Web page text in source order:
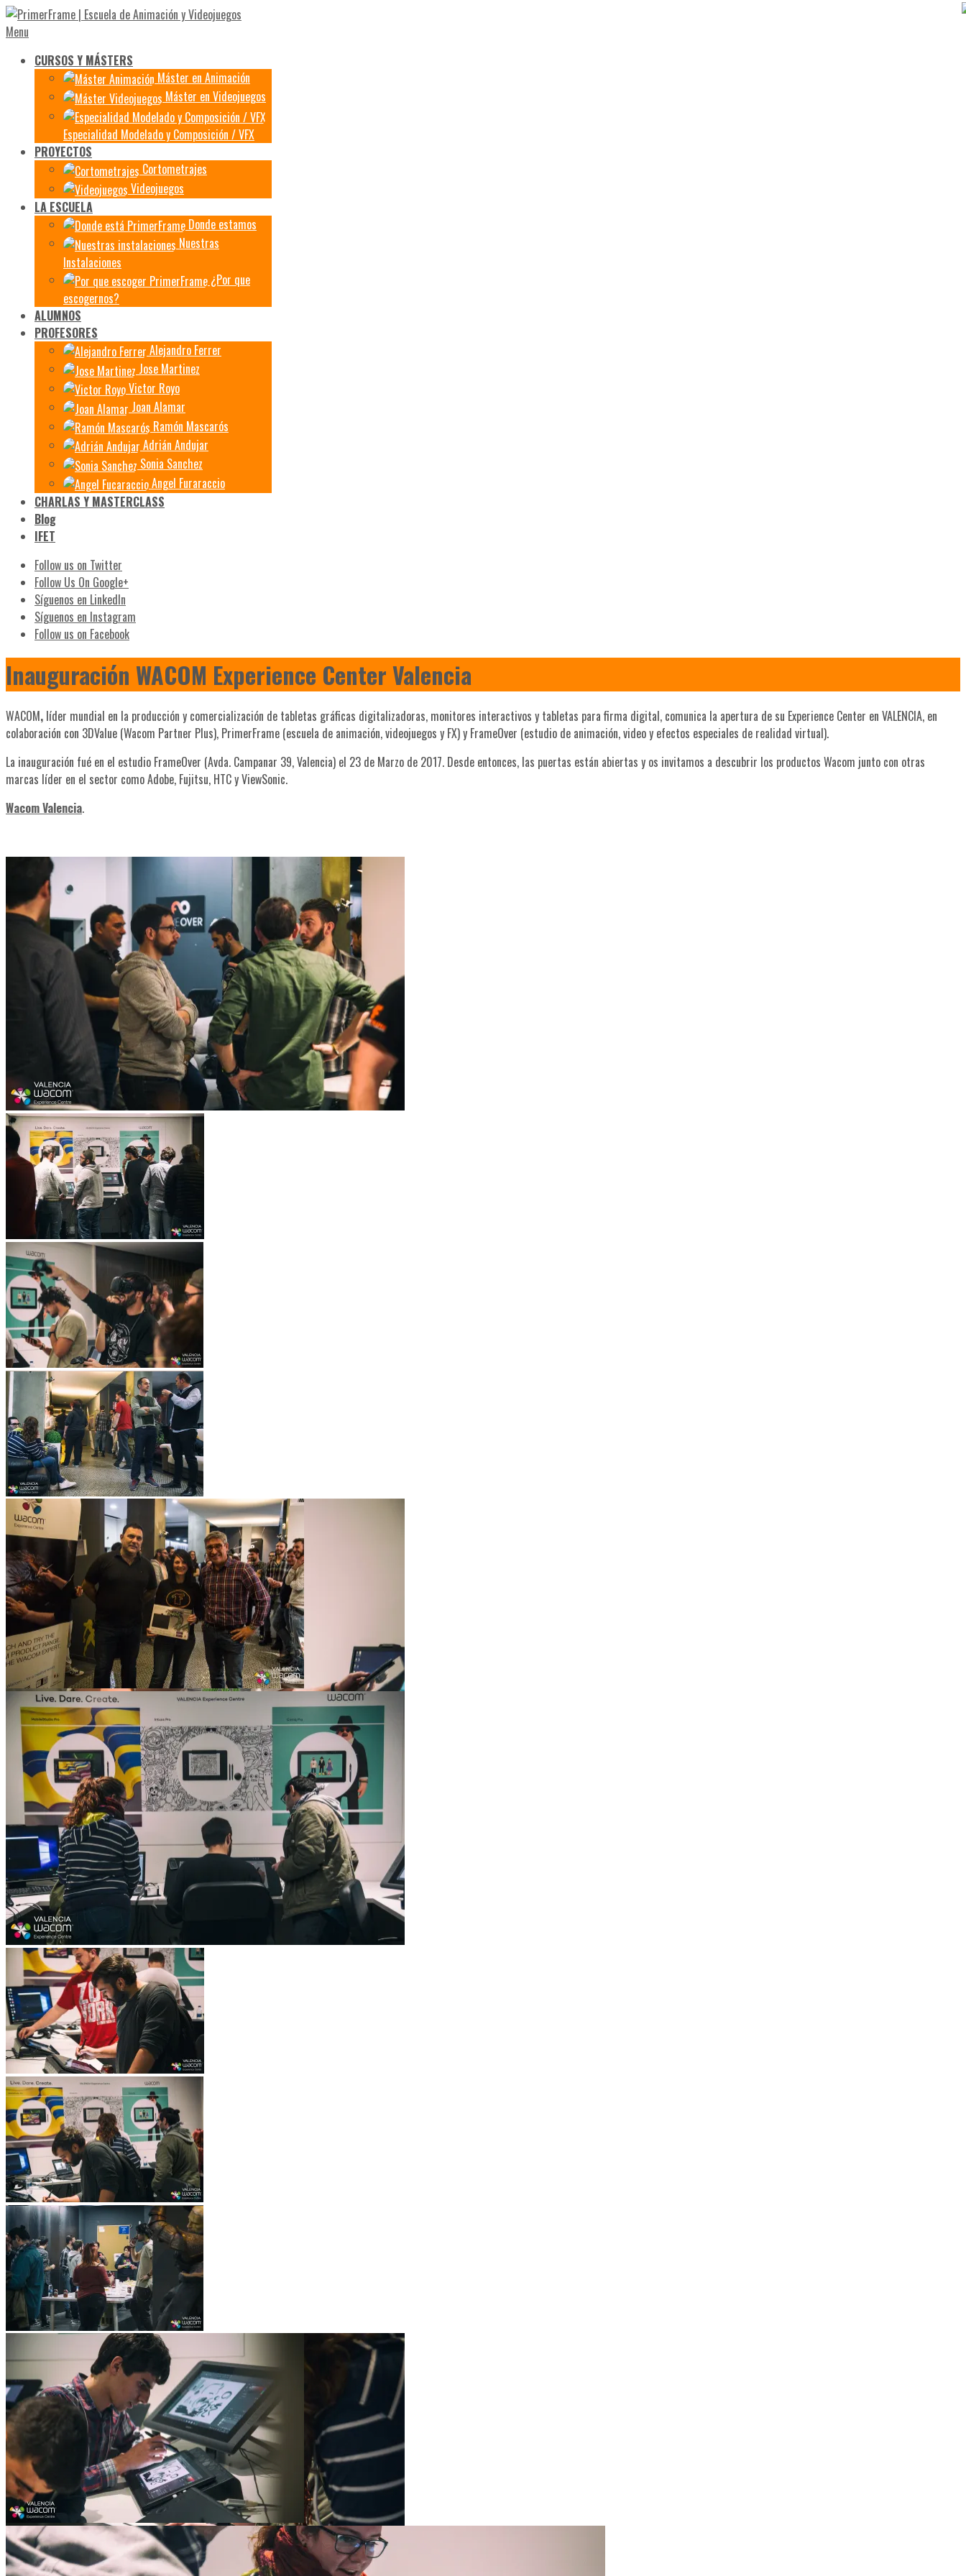
Menu
CURSOS Y MÁSTERS
Máster en Animación
Máster en Videojuegos
Especialidad Modelado y Composición / VFX
PROYECTOS
Cortometrajes
Videojuegos
LA ESCUELA
Donde estamos
Nuestras
Instalaciones
¿Por que
escogernos?
ALUMNOS
PROFESORES
Alejandro Ferrer
Jose Martinez
Victor Royo
Joan Alamar
Ramón Mascarós
Adrián Andujar
Sonia Sanchez
Angel Furaraccio
CHARLAS Y MASTERCLASS
Blog
IFET
Follow us on Twitter
Follow Us On Google+
Síguenos en LinkedIn
Síguenos en Instagram
Follow us on Facebook
Inauguración WACOM Experience Center Valencia
WACOM, líder mundial en la producción y comercialización de tabletas gráficas digitalizadoras, monitores interactivos y tabletas para firma digital, comunica la apertura de su Experience Center en VALENCIA, en
colaboración con 3DValue (Wacom Partner Plus), PrimerFrame (escuela de animación, videojuegos y FX) y FrameOver (estudio de animación, video y efectos especiales de realidad virtual).
La inauguración fué en el estudio FrameOver (Avda. Campanar 39, Valencia) el 23 de Marzo de 2017. Desde entonces, las puertas están abiertas y os invitamos a descubrir los productos Wacom junto con otras
marcas líder en el sector como Adobe, Fujitsu, HTC y ViewSonic.
Wacom Valencia.